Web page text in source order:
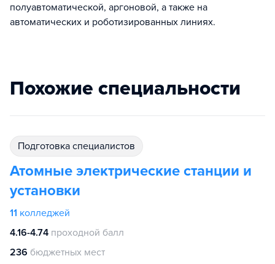
полуавтоматической, аргоновой, а также на
автоматических и роботизированных линиях.
Похожие специальности
подготовка специалистов
Атомные электрические станции и
установки
11 колледжей
4.16-4.74 проходной балл
236 бюджетных мест